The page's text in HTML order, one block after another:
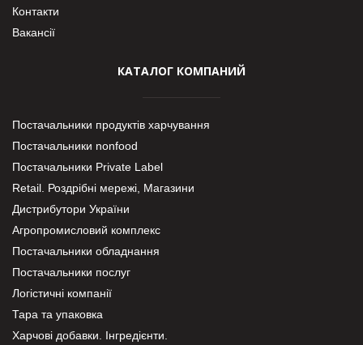
Контакти
Вакансії
КАТАЛОГ КОМПАНИЙ
Постачальники продуктів харчування
Постачальники nonfood
Постачальники Private Label
Retail. Роздрібні мережі, Магазини
Дистрибутори України
Агропромисловий комплекс
Постачальники обладнання
Постачальники послуг
Логістичні компанії
Тара та упаковка
Харчові добавки. Інгредієнти.